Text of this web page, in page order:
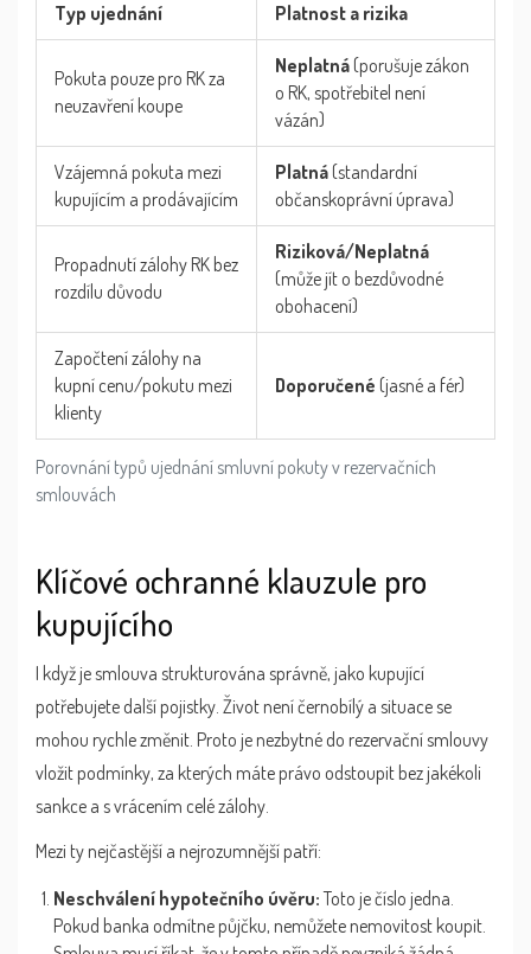
Porovnání typů ujednání smluvní pokuty v rezervačních
smlouvách
Typ ujednání Platnost a rizika
Pokuta pouze pro RK za
neuzavření koupe
Neplatná (porušuje zákon
o RK, spotřebitel není
vázán)
Vzájemná pokuta mezi
kupujícím a prodávajícím
Platná (standardní
občanskoprávní úprava)
Propadnutí zálohy RK bez
rozdílu důvodu
Riziková/Neplatná
(může jít o bezdůvodné
obohacení)
Započtení zálohy na
kupní cenu/pokutu mezi
klienty
Doporučené (jasné a fér)
Klíčové ochranné klauzule pro
kupujícího
I když je smlouva strukturována správně, jako kupující
potřebujete další pojistky. Život není černobílý a situace se
mohou rychle změnit. Proto je nezbytné do rezervační smlouvy
vložit podmínky, za kterých máte právo odstoupit bez jakékoli
sankce a s vrácením celé zálohy.
Mezi ty nejčastější a nejrozumnější patří:
Neschválení hypotečního úvěru: Toto je číslo jedna.
Pokud banka odmítne půjčku, nemůžete nemovitost koupit.